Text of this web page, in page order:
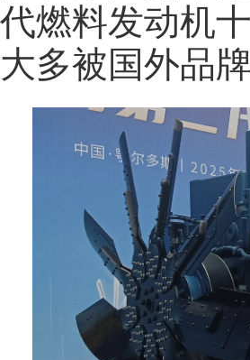
代燃料发动机
大多被国外品